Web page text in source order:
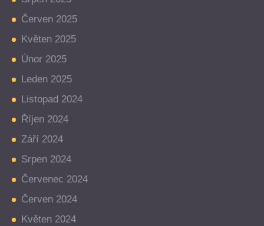
Červen 2025
Květen 2025
Únor 2025
Leden 2025
Listopad 2024
Říjen 2024
Září 2024
Srpen 2024
Červenec 2024
Červen 2024
Květen 2024